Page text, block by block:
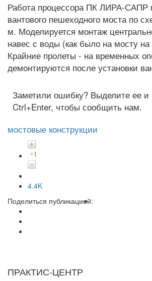
Работа процессора ПК ЛИРА-САПР
вантового пешеходного моста по
м. Моделируется монтаж
навес с воды (как было на мосту
Крайние пролеты - на временных
демонтируются после установки
Заметили ошибку? Выделите ее
Ctrl+Enter, чтобы сообщить нам.
мостовые конструкции
+1
4.4K
Поделиться публикацией:
ПРАКТИС-ЦЕНТР